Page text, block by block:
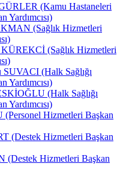
(Kamu Hastaneleri
Yardımcısı)
(Sağlık Hizmetleri
(Sağlık Hizmetleri
(Halk Sağlığı
Yardımcısı)
(Halk Sağlığı
Yardımcısı)
(Personel Hizmetleri Başkan
(Destek Hizmetleri Başkan
(Destek Hizmetleri Başkan